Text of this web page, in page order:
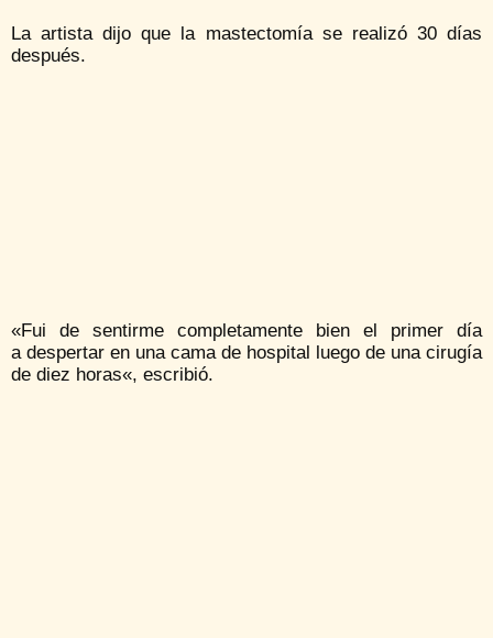
La artista dijo que la mastectomía se realizó 30 días
después.
«Fui de sentirme completamente bien el primer día
a despertar en una cama de hospital luego de una cirugía
de diez horas«, escribió.